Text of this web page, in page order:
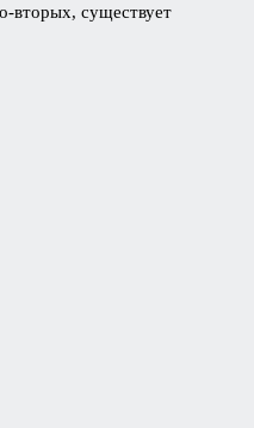
вторых, существует